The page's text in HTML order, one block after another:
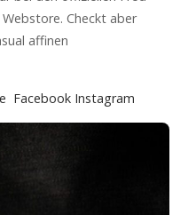
Checkt aber
affinen
Facebook Instagram